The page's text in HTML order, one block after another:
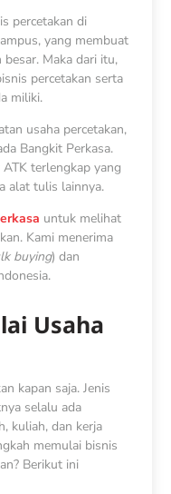
percetakan di
yang membuat
Maka dari itu,
percetakan serta
miliki.
usaha percetakan,
Bangkit Perkasa.
terlengkap yang
alat tulis lainnya.
untuk melihat
Kami menerima
buying) dan
Usaha
kapan saja. Jenis
selalu ada
kuliah, dan kerja
memulai bisnis
Berikut ini